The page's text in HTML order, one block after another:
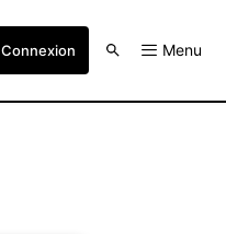
Connexion Menu